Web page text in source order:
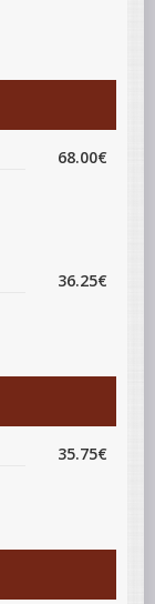
68.00€
36.25€
35.75€